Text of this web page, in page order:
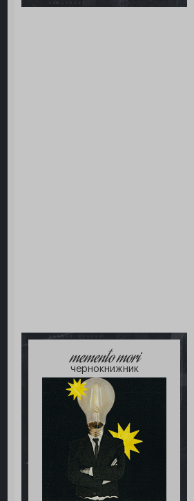
memento mori
чернокнижник